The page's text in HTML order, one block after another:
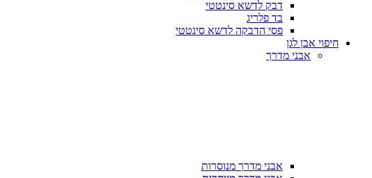
דבק לדשא סינטטי
בד פלריג
פסי הדבקה לדשא סינטטי
חיפוי אבן לגן
אבני מדרך
אבני מדרך מנוסרות